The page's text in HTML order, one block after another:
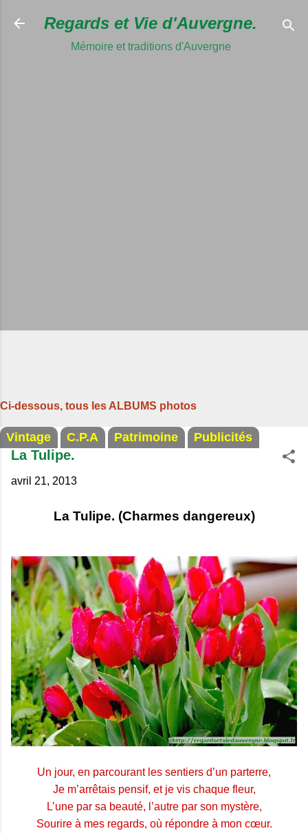
Accéder
Regards et Vie d'Auvergne.
Mémoire et traditions d'Auvergne
Ci-dessous, tous les ALBUMS photos
Vintage C.P.A Patrimoine Publicités
La Tulipe.
avril 21, 2013
La Tulipe. (Charmes dangereux)
Un jour, en parcourant les sentiers d’un parterre,
Je m’arrêtais pensif, et je vis chaque fleur,
L’une par sa beauté, l’autre par son mystère,
Sourire à mes regards, où répondre à mon cœur.